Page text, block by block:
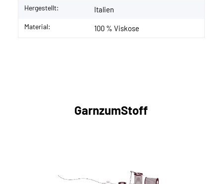
Hergestellt: Italien
Material: 100 % Viskose
GarnzumStoff